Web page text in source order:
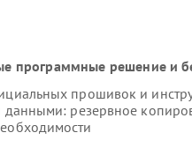
программные решение и
прошивок и
данными: резервное